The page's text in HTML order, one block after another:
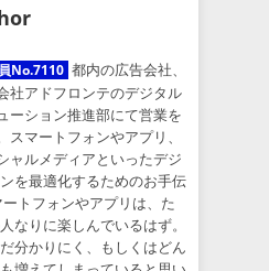
No.7110 都内の広告会社、
社アドフロンテのデジタル
ーション推進部にて営業を
スマートフォンやアプリ、
ャルメディアといったデジ
を最適化するためのお手伝
トフォンやアプリは、た
なりに楽しんでいるはず。
分かりにく、もしくはどん